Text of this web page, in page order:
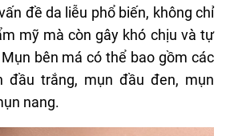
đề da liễu phổ biến, không chỉ
mỹ mà còn gây khó chịu và tự
bên má có thể bao gồm các
đầu trắng, mụn đầu đen, mụn
nang.